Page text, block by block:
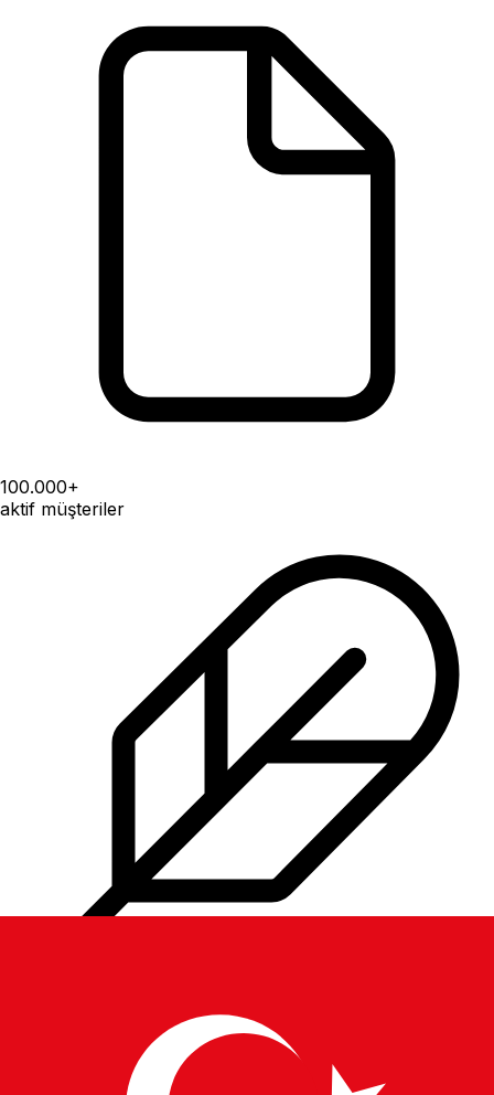
100.000+
aktif müşteriler
hizmet verilen ülkeler